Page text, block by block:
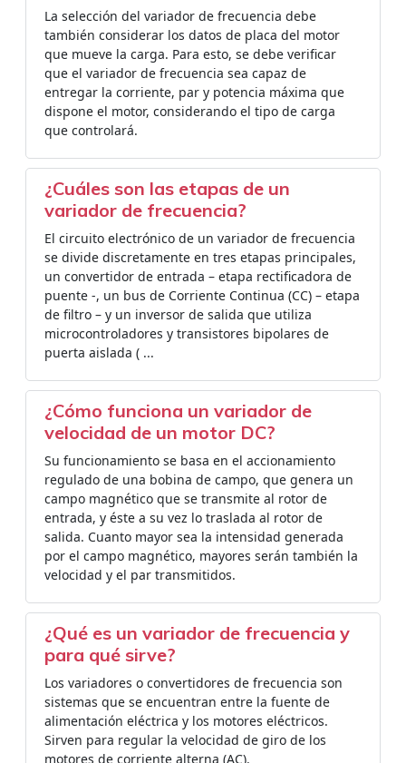
La selección del variador de frecuencia debe
también considerar los datos de placa del motor
que mueve la carga. Para esto, se debe verificar
que el variador de frecuencia sea capaz de
entregar la corriente, par y potencia máxima que
dispone el motor, considerando el tipo de carga
que controlará.
¿Cuáles son las etapas de un
variador de frecuencia?
El circuito electrónico de un variador de frecuencia
se divide discretamente en tres etapas principales,
un convertidor de entrada – etapa rectificadora de
puente -, un bus de Corriente Continua (CC) – etapa
de filtro – y un inversor de salida que utiliza
microcontroladores y transistores bipolares de
puerta aislada ( ...
¿Cómo funciona un variador de
velocidad de un motor DC?
Su funcionamiento se basa en el accionamiento
regulado de una bobina de campo, que genera un
campo magnético que se transmite al rotor de
entrada, y éste a su vez lo traslada al rotor de
salida. Cuanto mayor sea la intensidad generada
por el campo magnético, mayores serán también la
velocidad y el par transmitidos.
¿Qué es un variador de frecuencia y
para qué sirve?
Los variadores o convertidores de frecuencia son
sistemas que se encuentran entre la fuente de
alimentación eléctrica y los motores eléctricos.
Sirven para regular la velocidad de giro de los
motores de corriente alterna (AC).